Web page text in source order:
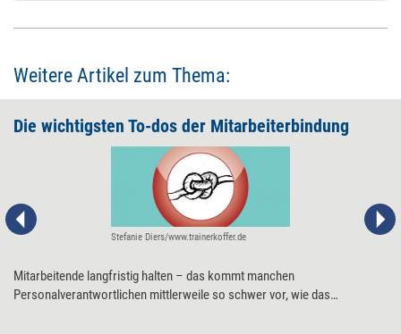
Weitere Artikel zum Thema:
Die wichtigsten To-dos der Mitarbeiterbindung
Stefanie Diers/www.trainerkoffer.de
Mitarbeitende langfristig halten – das kommt manchen
Personalverantwortlichen mittlerweile so schwer vor, wie das